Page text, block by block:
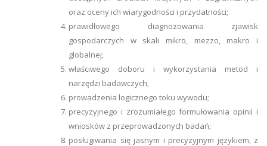
oraz oceny ich wiarygodności i przydatności;
prawidłowego diagnozowania zjawisk
gospodarczych w skali mikro, mezzo, makro i
globalnej;
właściwego doboru i wykorzystania metod i
narzędzi badawczych;
prowadzenia logicznego toku wywodu;
precyzyjnego i zrozumiałego formułowania opinii i
wniosków z przeprowadzonych badań;
posługiwania się jasnym i precyzyjnym językiem, z